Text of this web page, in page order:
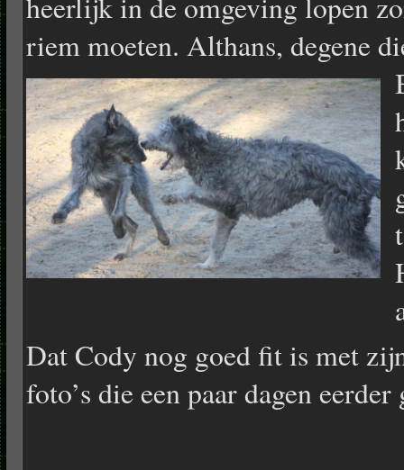
riem moeten. Althans, degene
Dat Cody nog goed fit is met
foto’s die een paar dagen